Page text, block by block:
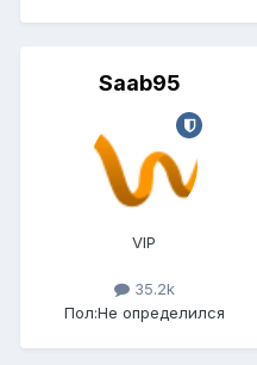
Saab95
VIP
35.2k
Пол:Не определился